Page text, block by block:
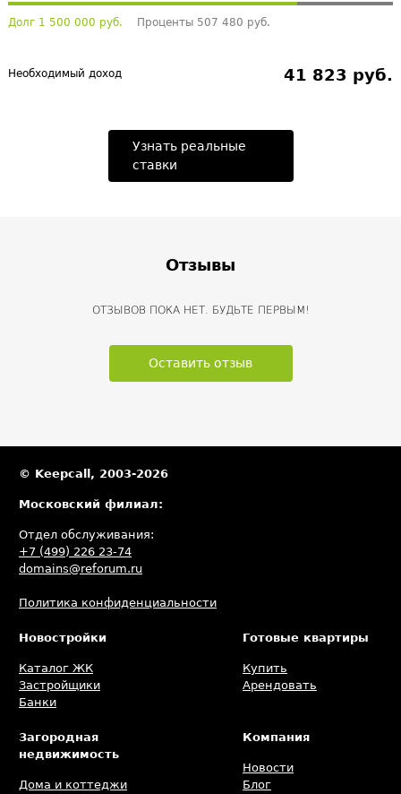
Долг 1 500 000 руб. Проценты 507 480 руб.
Необходимый доход 41 823 руб.
Узнать реальные
ставки
Отзывы
ОТЗЫВОВ ПОКА НЕТ. БУДЬТЕ ПЕРВЫМ!
Оставить отзыв
© Keepcall, 2003-2026
Московский филиал:
Отдел обслуживания:
+7 (499) 226 23-74
domains@reforum.ru
Политика конфиденциальности
Новостройки
Каталог ЖК
Застройщики
Банки
Готовые квартиры
Купить
Арендовать
Загородная
недвижимость
Дома и коттеджи
Компания
Новости
Блог